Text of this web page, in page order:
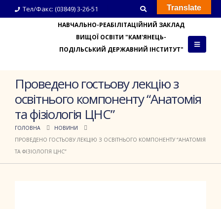
Тел/Факс: (03849) 3-26-51
НАВЧАЛЬНО-РЕАБІЛІТАЦІЙНИЙ ЗАКЛАД
ВИЩОЇ ОСВІТИ "КАМ'ЯНЕЦЬ-
ПОДІЛЬСЬКИЙ ДЕРЖАВНИЙ ІНСТИТУТ"
Проведено гостьову лекцію з
освітнього компоненту “Анатомія
та фізіологія ЦНС”
ГОЛОВНА
НОВИНИ
ПРОВЕДЕНО ГОСТЬОВУ ЛЕКЦІЮ З ОСВІТНЬОГО КОМПОНЕНТУ “АНАТОМІЯ
ТА ФІЗІОЛОГІЯ ЦНС”
Translate